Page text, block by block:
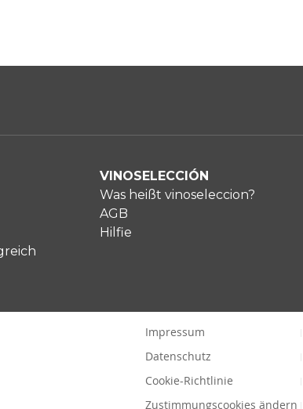
VINOSELECCIÓN
Was heißt vinoseleccion?
AGB
Hilfie
Impressum
Datenschutz
Cookie-Richtlinie
Zustimmungscookies ändern